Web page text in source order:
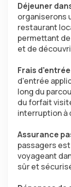
Déjeuner
organiserons
restaurant
permettant
et de
Frais
d'entrée
long du
du forfait
interruption à
Assurance
passagers
voyageant
sûr et